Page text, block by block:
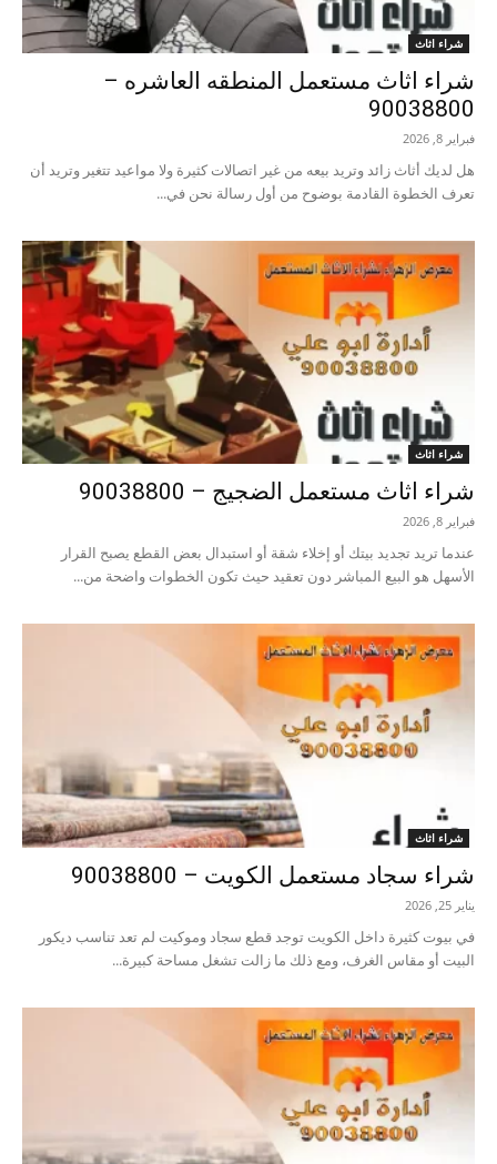
شراء اثاث
شراء اثاث مستعمل المنطقه العاشره –
90038800
فبراير 8, 2026
هل لديك أثاث زائد وتريد بيعه من غير اتصالات كثيرة ولا مواعيد تتغير وتريد أن
تعرف الخطوة القادمة بوضوح من أول رسالة نحن في...
شراء اثاث
شراء اثاث مستعمل الضجيج – 90038800
فبراير 8, 2026
عندما تريد تجديد بيتك أو إخلاء شقة أو استبدال بعض القطع يصبح القرار
الأسهل هو البيع المباشر دون تعقيد حيث تكون الخطوات واضحة من...
شراء اثاث
شراء سجاد مستعمل الكويت – 90038800
يناير 25, 2026
في بيوت كثيرة داخل الكويت توجد قطع سجاد وموكيت لم تعد تناسب ديكور
البيت أو مقاس الغرف، ومع ذلك ما زالت تشغل مساحة كبيرة...